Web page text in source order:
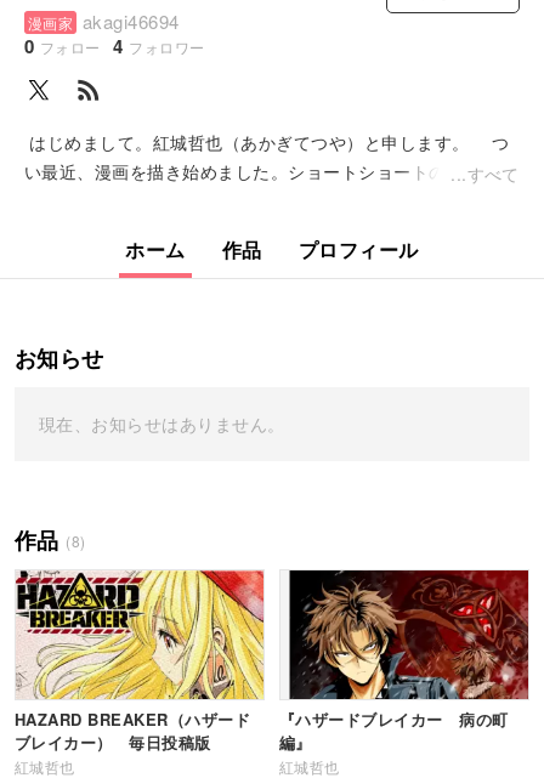
漫画家 akagi46694
0 フォロー 4 フォロワー
rss_feed
はじめまして。紅城哲也（あかぎてつや）と申します。 つ
い最近、漫画を描き始めました。ショートショートのような短
すべて
ホーム 作品 プロフィール
お知らせ
現在、お知らせはありません。
作品 (8)
HAZARD BREAKER（ハザード
ブレイカー） 毎日投稿版
紅城哲也
『ハザードブレイカー 病の町
編』
紅城哲也